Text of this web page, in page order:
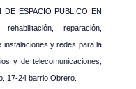
DE ESPACIO PUBLICO EN
reparación,
instalaciones y redes para la
y de telecomunicaciones,
17-24 barrio Obrero.